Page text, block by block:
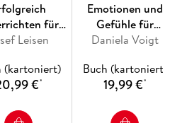
für
Leisen
(kartoniert)
€*
Emotionen und
Gefühle für
Dummies
Daniela Voigt
Buch (kartoniert)
19,99 €*